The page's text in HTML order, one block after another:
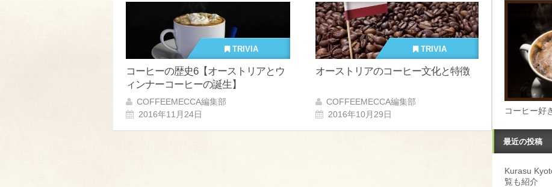
TRIVIA
コーヒーの歴史6【オーストリアとウ
ィンナーコーヒーの誕生】
COFFEEMECCA編集部
2016年11月24日
TRIVIA
オーストリアのコーヒー文化と特徴
COFFEEMECCA編集部
2016年10月29日
コーヒー好
最近の投稿
Kurasu
覧も紹介